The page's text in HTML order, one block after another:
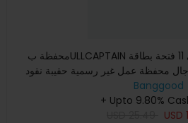
محفظة بULLCAPTAIN للرجال من الجلد الطبيعي 11 فتحة بطاقة
محفظة عمل غير رسمية حقيبة نقود
متعددة
Banggood
+ Upto 9.80%
USD